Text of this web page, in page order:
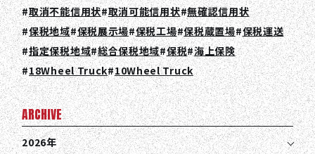
取消不能信用状 取消可能信用状 無確認信用状
保税地域 保税展示場 保税工場 保税蔵置場 保税運送
指定保税地域 総合保税地域 保税 海上保険
18Wheel Truck 10Wheel Truck
ARCHIVE
2026年